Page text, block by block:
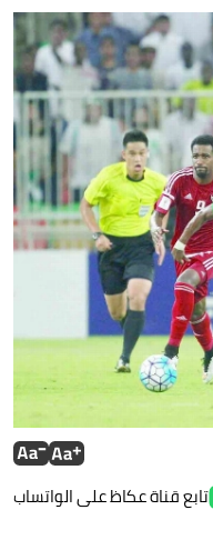
تابع قناة عكاظ على الواتساب